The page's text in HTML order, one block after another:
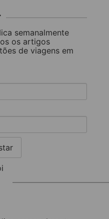
semanalmente
os artigos
de viagens em